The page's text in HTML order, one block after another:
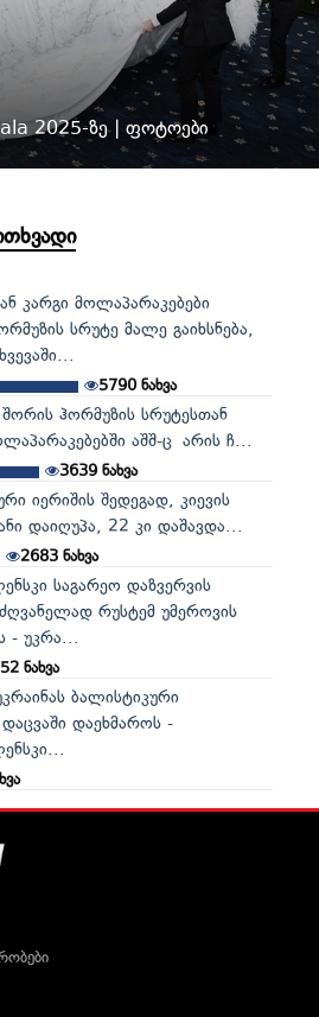
2025-ზე | ფოტოები
კარგი მოლაპარაკებები
სრუტე მალე გაიხსნება,
5790ნახვა
ჰორმუზის სრუტესთან
აშშ-ც არის ჩ...
3639ნახვა
იერიშის შედეგად, კიევის
დაიღუპა, 22 კი დაშავდა...
2683ნახვა
საგარეო დაზვერვის
რუსტემ უმეროვის
- უკრა...
ნახვა
ბალისტიკური
დაცვაში დაეხმაროს -